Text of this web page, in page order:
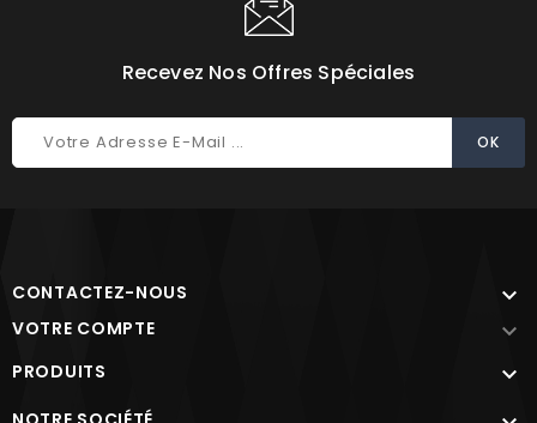
Recevez Nos Offres Spéciales
CONTACTEZ-NOUS 
VOTRE COMPTE 
PRODUITS 